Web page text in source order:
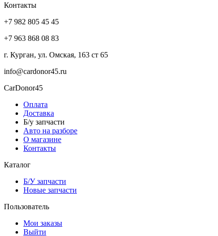
Контакты
+7 982 805 45 45
+7 963 868 08 83
г. Курган, ул. Омская, 163 ст 65
info@cardonor45.ru
CarDonor45
Оплата
Доставка
Б/у запчасти
Авто на разборе
О магазине
Контакты
Каталог
Б/У запчасти
Новые запчасти
Пользователь
Мои заказы
Выйти